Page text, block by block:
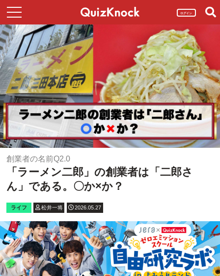
ログイン
創業者の名前Q2.0
「ラーメン二郎」の創業者は「二郎さ
ん」である。〇か×か？
ライフ 松井一将 2026.05.27